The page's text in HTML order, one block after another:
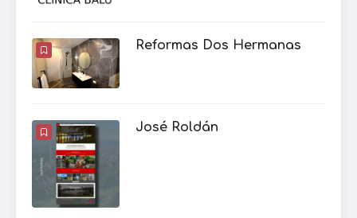
Reformas Dos Hermanas
José Roldán